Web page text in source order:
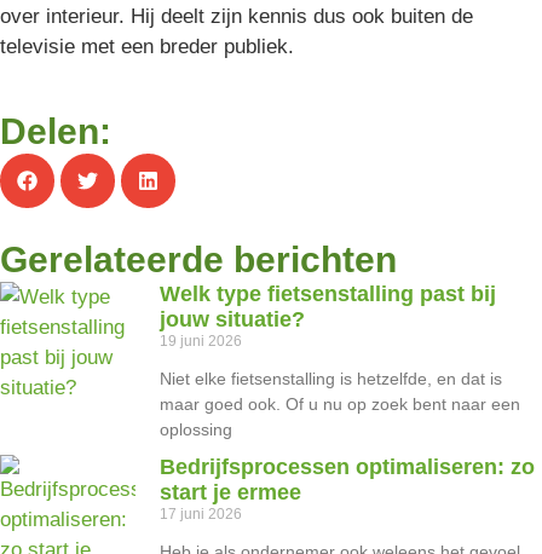
over interieur. Hij deelt zijn kennis dus ook buiten de
televisie met een breder publiek.
Delen:
Gerelateerde berichten
Welk type fietsenstalling past bij
jouw situatie?
19 juni 2026
Niet elke fietsenstalling is hetzelfde, en dat is
maar goed ook. Of u nu op zoek bent naar een
oplossing
Bedrijfsprocessen optimaliseren: zo
start je ermee
17 juni 2026